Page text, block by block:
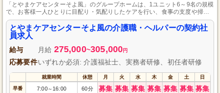
「とやまケアセンターそよ風」のグループホームは、1ユニット6～9名の規模
で、お客様一人ひとりに目配り・気配りしたケアを行い、食事の支度や掃
除、洗濯などの日常の家事を一緒に行い、認知症の進行を遅らせる生活を目
指しています。また、初任者研修資格保有者を対象に、人柄重視で契約社員
としての採用を行っています。
とやまケアセンターそよ風の介護職・ヘルパーの契約社
員求人
給与 月給 275,000~305,000円
応募要件いずれか必須: 介護福祉士、実務者研修、初任者研修
就業時間 休憩 月 火 水 木 金 土 日
早番 7:00～ 16:00 60分 募集 募集 募集 募集 募集 募集 募集